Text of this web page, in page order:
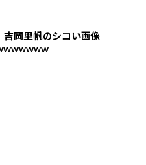
吉岡里帆のシコい画像